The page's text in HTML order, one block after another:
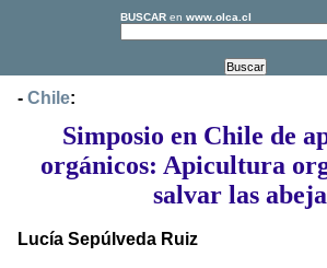
BUSCAR en www.olca.cl
- Chile:
Simposio en Chile de
orgánicos: Apicultura
salvar las
Lucía Sepúlveda Ruiz